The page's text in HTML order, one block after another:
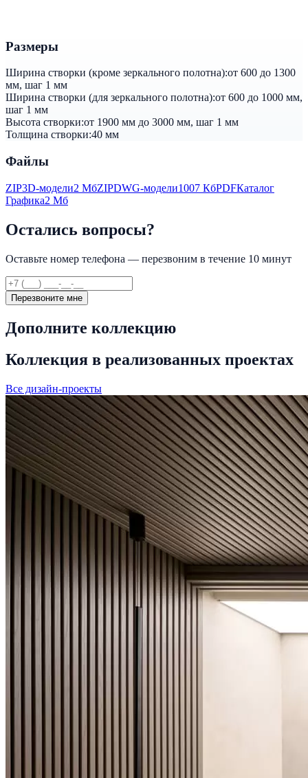
Размеры
Ширина створки (кроме зеркального полотна):от 600 до 1300
мм, шаг 1 мм
Ширина створки (для зеркального полотна):от 600 до 1000 мм,
шаг 1 мм
Высота створки:от 1900 мм до 3000 мм, шаг 1 мм
Толщина створки:40 мм
Файлы
ZIP3D-модели2 МбZIPDWG-модели1007 КбPDFКаталог
Графика2 Мб
Остались вопросы?
Оставьте номер телефона — перезвоним в течение 10 минут
Перезвоните мне
Дополните коллекцию
Коллекция в реализованных проектах
Все дизайн-проекты